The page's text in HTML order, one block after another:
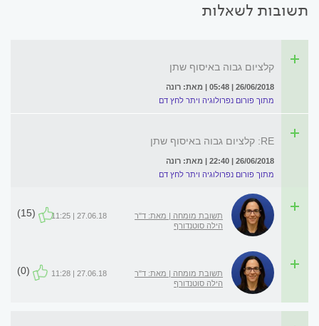
תשובות לשאלות
קלציום גבוה באיסוף שתן
26/06/2018 | 05:48 | מאת: רונה
מתוך פורום נפרולוגיה ויתר לחץ דם
RE: קלציום גבוה באיסוף שתן
26/06/2018 | 22:40 | מאת: רונה
מתוך פורום נפרולוגיה ויתר לחץ דם
תשובת מומחה | מאת: ד"ר
הילה סוטנדורף
27.06.18 | 11:25
(15)
תשובת מומחה | מאת: ד"ר
הילה סוטנדורף
27.06.18 | 11:28
(0)